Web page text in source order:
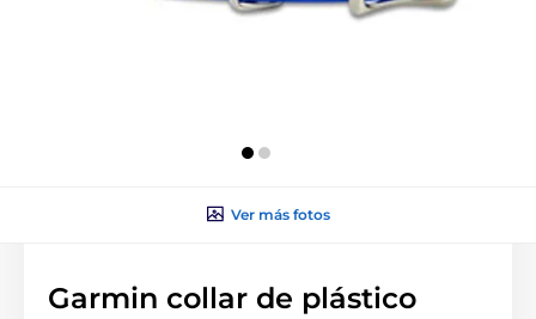
Ver más fotos
Garmin collar de plástico